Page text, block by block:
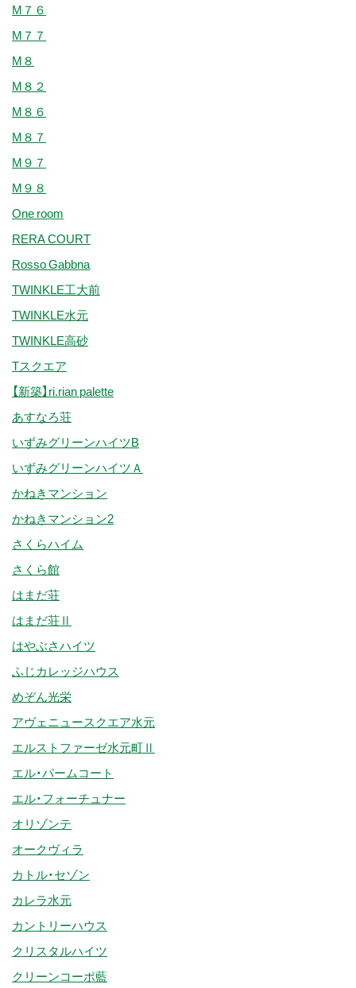
M７６
M７７
M８
M８２
M８６
M８７
M９７
M９８
One room
RERA COURT
Rosso Gabbna
TWINKLE工大前
TWINKLE水元
TWINKLE高砂
Tスクエア
【新築】ri.rian palette
あすなろ荘
いずみグリーンハイツB
いずみグリーンハイツＡ
かねきマンション
かねきマンション2
さくらハイム
さくら館
はまだ荘
はまだ荘Ⅱ
はやぶさハイツ
ふじカレッジハウス
めぞん光栄
アヴェニュースクエア水元
エルストファーゼ水元町Ⅱ
エル・パームコート
エル・フォーチュナー
オリゾンテ
オークヴィラ
カトル・セゾン
カレラ水元
カントリーハウス
クリスタルハイツ
クリーンコーポ藍